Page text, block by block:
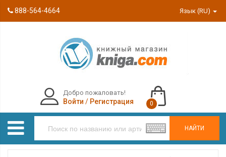
888-564-4664 Язык (RU)
НАЙТИ
Добро пожаловать!
Войти / Регистрация 0